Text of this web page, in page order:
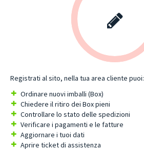
Registrati al sito, nella tua area cliente puoi:
Ordinare nuovi imballi (Box)
Chiedere il ritiro dei Box pieni
Controllare lo stato delle spedizioni
Verificare i pagamenti e le fatture
Aggiornare i tuoi dati
Aprire ticket di assistenza